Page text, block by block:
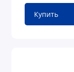
Купить